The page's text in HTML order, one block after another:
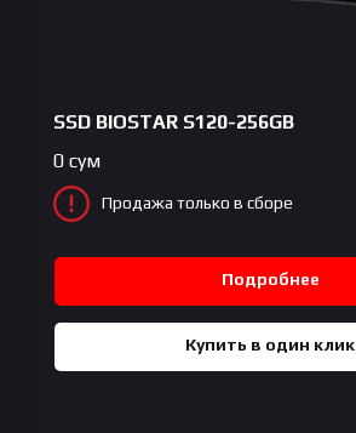
SSD BIOSTAR S120-256GB
0 сум
Продажа только в сборе
Подробнее
Купить в один клик